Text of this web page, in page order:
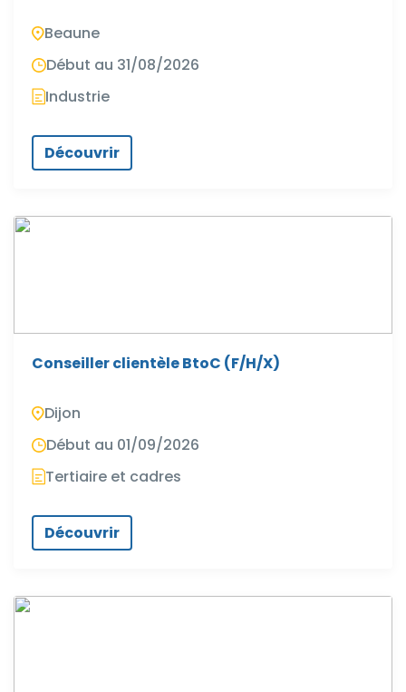
Beaune
Début au 31/08/2026
Industrie
Découvrir
Conseiller clientèle BtoC (F/H/X)
Dijon
Début au 01/09/2026
Tertiaire et cadres
Découvrir